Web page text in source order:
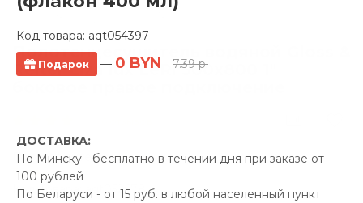
Код товара: aqt054397
Подарок — 0 BYN 7.39 р.
ДОСТАВКА:
По Минску - бесплатно в течении дня при заказе от
100 рублей
По Беларуси - от 15 руб. в любой населенный пункт
Полотенцесушитель водяной Gloss &
Reiter Liza lux LeRi 500х800 1"
Производитель:Gloss &
Reiter
Код Товара: aqt052678